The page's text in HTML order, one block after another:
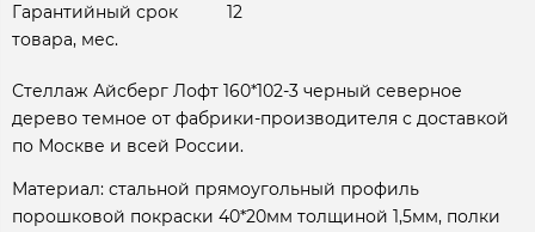
Гарантийный срок
товара, мес.
12
Стеллаж Айсберг Лофт 160*102-3 черный северное
дерево темное от фабрики-производителя с доставкой
по Москве и всей России.
Материал: стальной прямоугольный профиль
порошковой покраски 40*20мм толщиной 1,5мм, полки